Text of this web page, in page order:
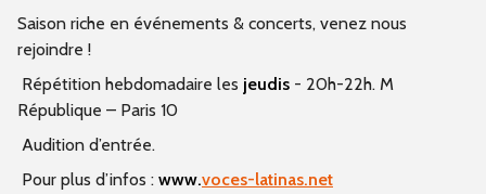
Saison riche en événements & concerts, venez nous
rejoindre !
Répétition hebdomadaire les jeudis - 20h-22h. M
République – Paris 10
Audition d’entrée.
Pour plus d’infos : www.voces-latinas.net